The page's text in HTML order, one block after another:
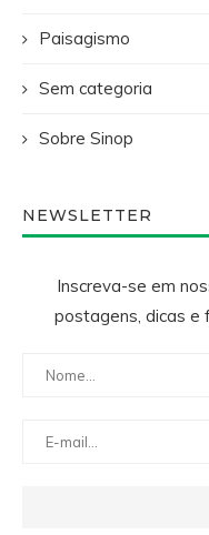
Paisagismo
Sem categoria
Sobre Sinop
NEWSLETTER
Inscreva-se em
postagens, dicas e